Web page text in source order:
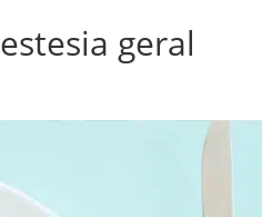
geral